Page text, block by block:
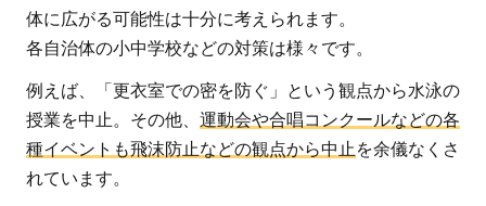
校）
新型
コロ
ナウ
イル
体に広がる可能性は十分に考えられます。
各自治体の小中学校などの対策は様々です。
例えば、「更衣室での密を防ぐ」という観点から水泳の
授業を中止。その他、 運動会や合唱コンクールなどの各
種イベントも飛沫防止などの観点から中止 を余儀なくさ
れています。